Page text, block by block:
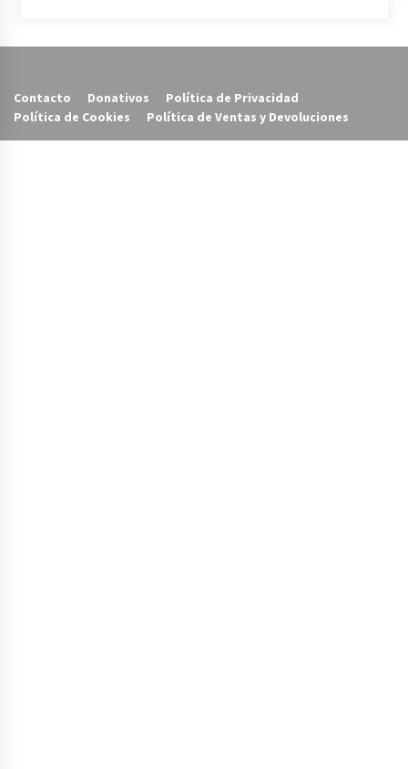
Contacto Donativos
Política de Privacidad
Política de Cookies
Política de Ventas y Devoluciones